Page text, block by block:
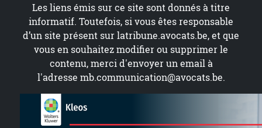
Les liens émis sur ce site sont donnés à titre
informatif. Toutefois, si vous êtes responsable
d’un site présent surlatribune.avocats.be, et que
vous en souhaitez modifier ou supprimer le
contenu, merci d'envoyer un email à
l'adresse mb.communication@avocats.be.